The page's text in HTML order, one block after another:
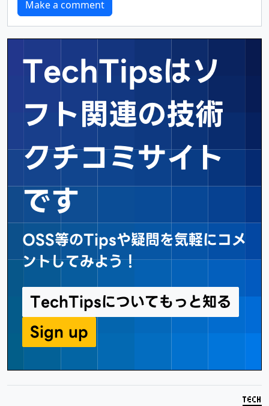
TechTipsはソ
フト関連の技術
クチコミサイト
です
OSS等のTipsや疑問を気軽にコメ
ントしてみよう！
TechTipsについてもっと知る
Sign up